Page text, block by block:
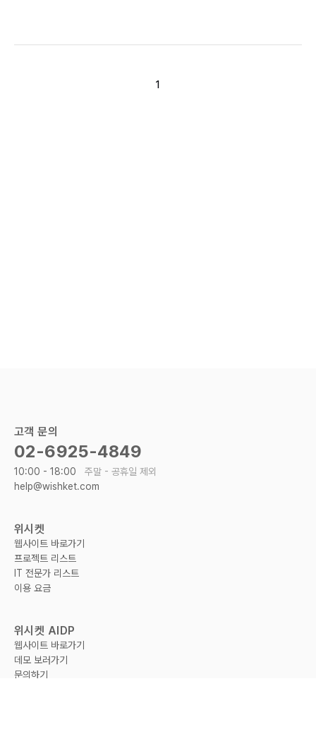
1
고객 문의
02-6925-4849
10:00 - 18:00 주말 - 공휴일 제외
help@wishket.com
위시켓
웹사이트 바로가기
프로젝트 리스트
IT 전문가 리스트
이용 요금
위시켓 AIDP
웹사이트 바로가기
데모 보러가기
문의하기